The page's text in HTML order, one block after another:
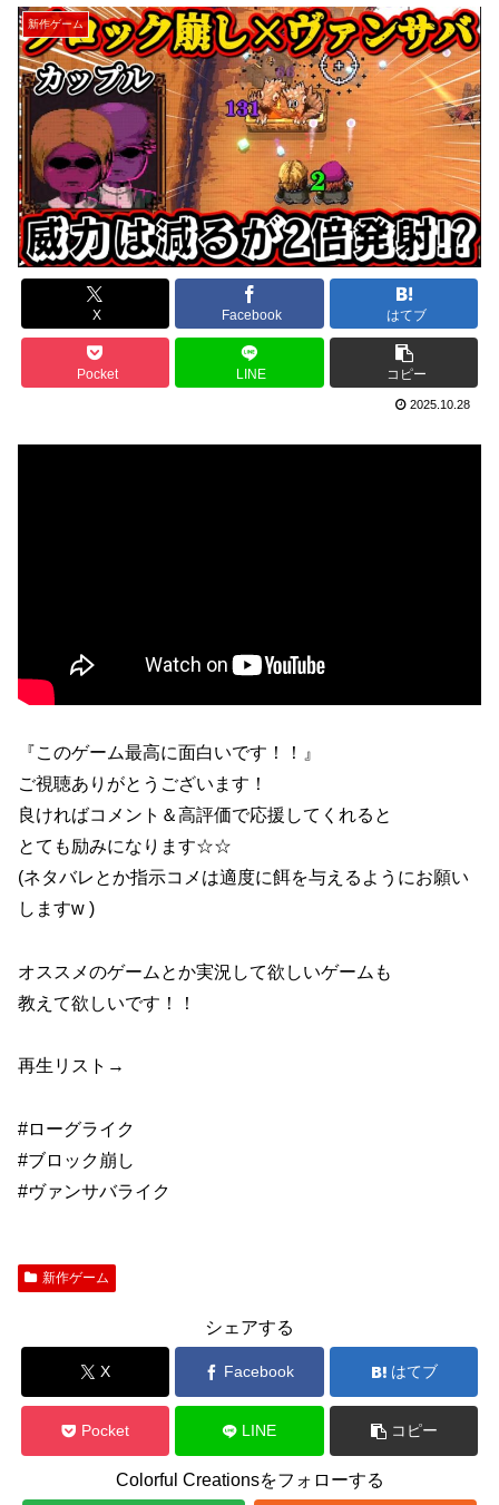
新作ゲーム
X Facebook はてブ
Pocket LINE コピー
2025.10.28
『このゲーム最高に面白いです！！』
ご視聴ありがとうございます！
良ければコメント＆高評価で応援してくれると
とても励みになります☆☆
(ネタバレとか指示コメは適度に餌を与えるようにお願い
しますw )
オススメのゲームとか実況して欲しいゲームも
教えて欲しいです！！
再生リスト→
#ローグライク
#ブロック崩し
#ヴァンサバライク
新作ゲーム
シェアする
X Facebook はてブ
Pocket LINE コピー
Colorful Creationsをフォローする